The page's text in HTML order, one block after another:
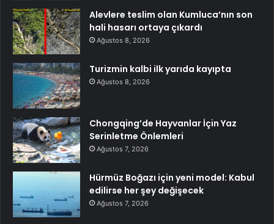
Alevlere teslim olan Kumluca’nın son
hali hasarı ortaya çıkardı
Ağustos 8, 2026
Turizmin kalbi ilk yarıda kayıpta
Ağustos 8, 2026
Chongqing’de Hayvanlar İçin Yaz
Serinletme Önlemleri
Ağustos 7, 2026
Hürmüz Boğazı için yeni model: Kabul
edilirse her şey değişecek
Ağustos 7, 2026